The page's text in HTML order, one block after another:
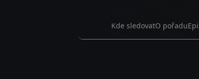
Kde sledovatO pořadu